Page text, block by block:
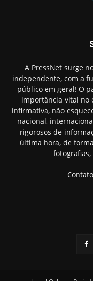
A PressNet surge
independente, com a
público em geral! O
importância vital no
infirmativa, não
nacional,
rigorosos de
última hora, de